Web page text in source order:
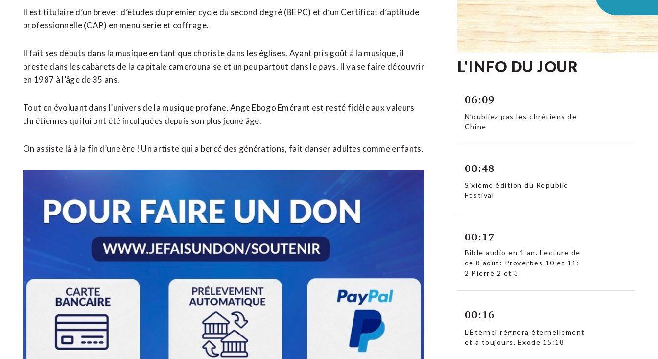
Il est titulaire d’un brevet d’études du premier cycle du second degré (BEPC) et d’un Certificat d’aptitude
professionnelle (CAP) en menuiserie et coffrage.
Il fait ses débuts dans la musique en tant que choriste dans les églises. Ayant pris goût à la musique, il
preste dans les cabarets de la capitale camerounaise et un peu partout dans le pays. Il va se faire découvrir
en 1987 à l’âge de 35 ans.
Tout en évoluant dans l’univers de la musique profane, Ange Ebogo Emérant est resté fidèle aux valeurs
chrétiennes qui lui ont été inculquées depuis son plus jeune âge.
On assiste là à la fin d’une ère ! Un artiste qui a bercé des générations, fait danser adultes comme enfants.
L'INFO DU JOUR
06:09
N’oubliez pas les chrétiens de
Chine
00:48
Sixième édition du Republic
Festival
00:17
Bible audio en 1 an. Lecture de
ce 8 août: Proverbes 10 et 11;
2 Pierre 2 et 3
00:16
L’Éternel régnera éternellement
et à toujours. Exode 15:18